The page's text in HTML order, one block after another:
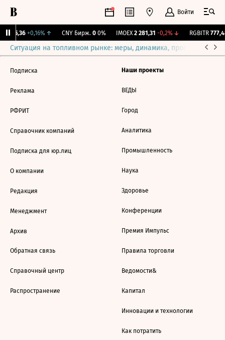
Войти
115,36 +0,16%↑ CNY Бирж. 0 0% IMOEX 2 281,31 -0,2%↓ RGBITR 777,48
Ситуация на топливном рынке: меры, динамика, прогнозы
Подписка
Реклама
РФРИТ
Справочник компаний
Подписка для юр.лиц
О компании
Редакция
Менеджмент
Архив
Обратная связь
Справочный центр
Распространение
Наши проекты
ВЕДЫ
Город
Аналитика
Промышленность
Наука
Здоровье
Конференции
Премия Импульс
Правила торговли
Ведомости&
Капитал
Инновации и технологии
Как потратить